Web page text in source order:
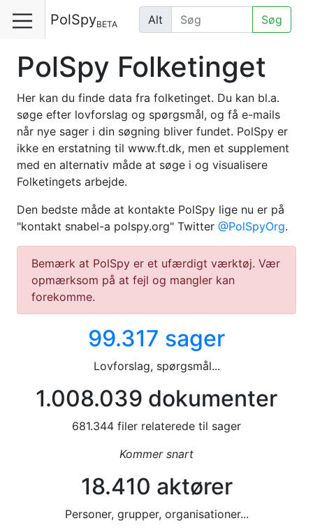
PolSpyBETA Alt Søg
PolSpy Folketinget
Her kan du finde data fra folketinget. Du kan bl.a.
søge efter lovforslag og spørgsmål, og få e-mails
når nye sager i din søgning bliver fundet. PolSpy er
ikke en erstatning til www.ft.dk, men et supplement
med en alternativ måde at søge i og visualisere
Folketingets arbejde.
Den bedste måde at kontakte PolSpy lige nu er på
"kontakt snabel-a polspy.org" Twitter @PolSpyOrg.
Bemærk at PolSpy er et ufærdigt værktøj. Vær
opmærksom på at fejl og mangler kan
forekomme.
99.317 sager
Lovforslag, spørgsmål...
1.008.039 dokumenter
681.344 filer relaterede til sager
Kommer snart
18.410 aktører
Personer, grupper, organisationer...